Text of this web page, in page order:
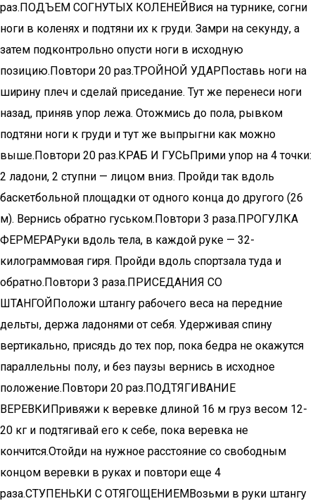
раз.ПОДЪЕМ СОГНУТЫХ КОЛЕНЕЙВися на турнике, согни
ноги в коленях и подтяни их к груди. Замри на секунду, а
затем подконтрольно опусти ноги в исходную
позицию.Повтори 20 раз.ТРОЙНОЙ УДАРПоставь ноги на
ширину плеч и сделай приседание. Тут же перенеси ноги
назад, приняв упор лежа. Отожмись до пола, рывком
подтяни ноги к груди и тут же выпрыгни как можно
выше.Повтори 20 раз.КРАБ И ГУСЬПрими упор на 4 точки:
2 ладони, 2 ступни — лицом вниз. Пройди так вдоль
баскетбольной площадки от одного конца до другого (26
м). Вернись обратно гуськом.Повтори 3 раза.ПРОГУЛКА
ФЕРМЕРАРуки вдоль тела, в каждой руке — 32-
килограммовая гиря. Пройди вдоль спортзала туда и
обратно.Повтори 3 раза.ПРИСЕДАНИЯ СО
ШТАНГОЙПоложи штангу рабочего веса на передние
дельты, держа ладонями от себя. Удерживая спину
вертикально, присядь до тех пор, пока бедра не окажутся
параллельны полу, и без паузы вернись в исходное
положение.Повтори 20 раз.ПОДТЯГИВАНИЕ
ВЕРЕВКИПривяжи к веревке длиной 16 м груз весом 12-
20 кг и подтягивай его к себе, пока веревка не
кончится.Отойди на нужное расстояние со свободным
концом веревки в руках и повтори еще 4
раза.СТУПЕНЬКИ С ОТЯГОЩЕНИЕМВозьми в руки штангу